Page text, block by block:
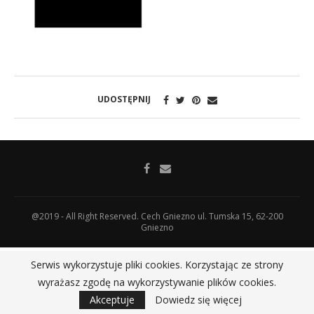
UDOSTĘPNIJ
@2019 - All Right Reserved. Cech Gniezno ul. Tumska 15, 62-200
Gniezno
Serwis wykorzystuje pliki cookies. Korzystając ze strony
wyrażasz zgodę na wykorzystywanie plików cookies.
Akceptuje
Dowiedz się więcej